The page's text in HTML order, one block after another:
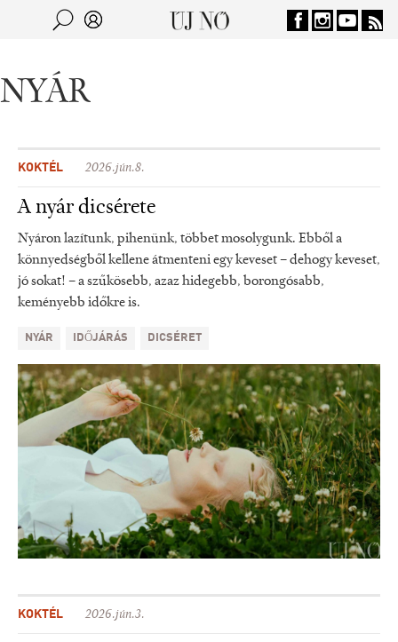
Jump to navigation
NYÁR
KOKTÉL 2026.jún.8.
A nyár dicsérete
Nyáron lazítunk, pihenünk, többet mosolygunk. Ebből a
könnyedségből kellene átmenteni egy keveset – dehogy keveset,
jó sokat! – a szűkösebb, azaz hidegebb, borongósabb,
keményebb időkre is.
NYÁR IDŐJÁRÁS DICSÉRET
KOKTÉL 2026.jún.3.